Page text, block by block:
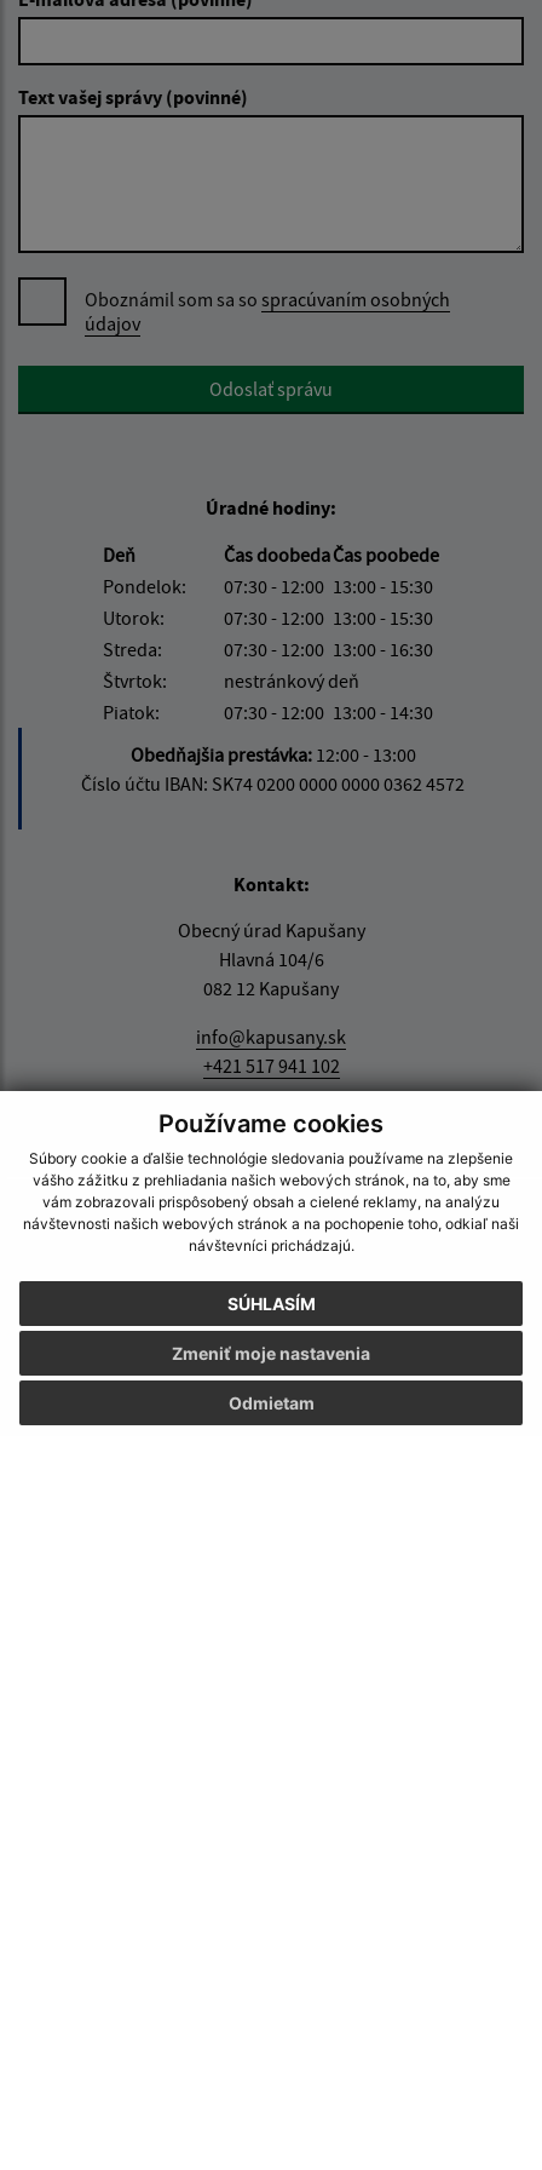
Používame cookies
Súbory cookie a ďalšie technológie sledovania používame na zlepšenie
vášho zážitku z prehliadania našich webových stránok, na to, aby sme
vám zobrazovali prispôsobený obsah a cielené reklamy, na analýzu
návštevnosti našich webových stránok a na pochopenie toho, odkiaľ naši
návštevníci prichádzajú.
SÚHLASÍM
Odmietam
Zmeniť moje nastavenia
Text vašej správy (povinné)
Oboznámil som sa so spracúvaním osobných
údajov
Google reCaptcha ResponseOdoslať správu
Úradné hodiny:
Deň
Čas doobedaČas poobede
Pondelok:
07:30 - 12:00 13:00 - 15:30
Utorok:
07:30 - 12:00 13:00 - 15:30
Streda:
07:30 - 12:00 13:00 - 16:30
Štvrtok:
nestránkový deň
Piatok:
07:30 - 12:00 13:00 - 14:30
Obedňajšia prestávka: 12:00 - 13:00
Číslo účtu IBAN: SK74 0200 0000 0000 0362 4572
Kontakt:
Obecný úrad Kapušany
Hlavná 104/6
082 12 Kapušany
info@kapusany.sk
+421 517 941 102
IČO: 00327239